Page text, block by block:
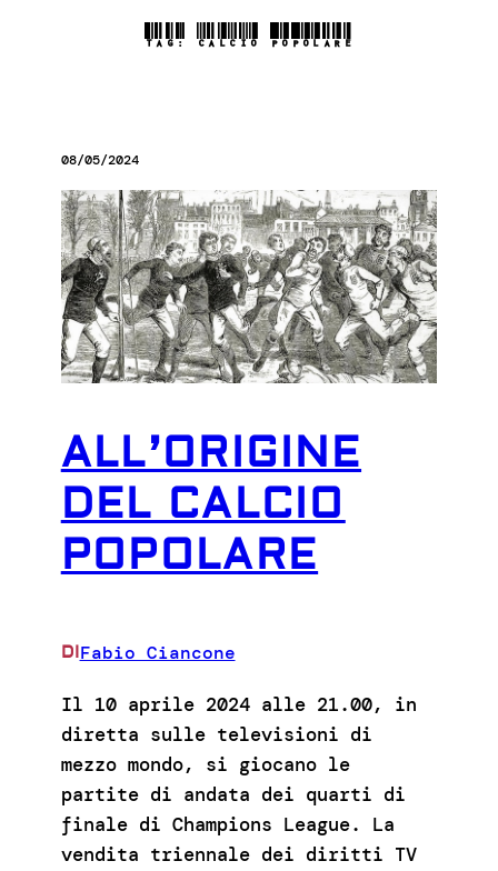
TAG: CALCIO POPOLARE
08/05/2024
ALL’ORIGINE
DEL CALCIO
POPOLARE
DIFabio Ciancone
Il 10 aprile 2024 alle 21.00, in
diretta sulle televisioni di
mezzo mondo, si giocano le
partite di andata dei quarti di
finale di Champions League. La
vendita triennale dei diritti TV